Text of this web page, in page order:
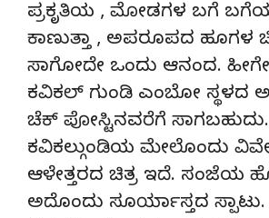
ಪ್ರಕೃತಿಯ , ಮೋಡಗಳ ಬಗೆ ಬಗೆಯ
ಕಾಣುತ್ತಾ , ಅಪರೂಪದ ಹೂಗಳ
ಸಾಗೋದೇ ಒಂದು ಆನಂದ.
ಕವಿಕಲ್ ಗುಂಡಿ ಎಂಬೋ ಸ್ಥಳದ
ಚೆಕ್ ಪೋಸ್ಟಿನವರೆಗೆ ಸಾಗಬಹುದು.
ಕವಿಕಲ್ಗುಂಡಿಯ ಮೇಲೊಂದು
ಆಳೇತ್ತರದ ಚಿತ್ರ ಇದೆ. ಸಂಜೆಯ
ಅದೊಂದು ಸೂರ್ಯಾಸ್ತದ ಸ್ಪಾಟು.